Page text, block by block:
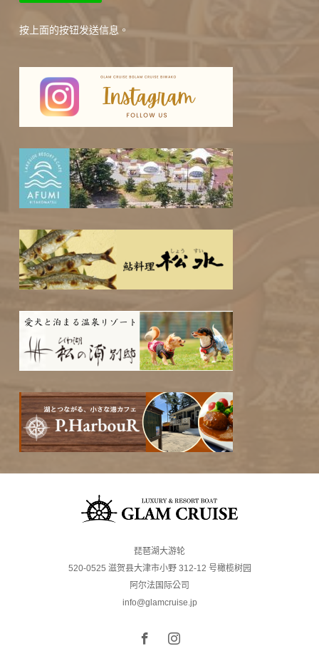
按上面的按钮发送信息。
琵琶湖大游轮
520-0525 滋贺县大津市小野 312-12 号橄榄树园
阿尔法国际公司
info@glamcruise.jp